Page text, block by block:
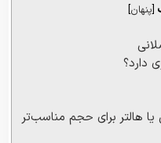
[پنهان]
دارد؟
هالتر برای حجم مناسب‌تر